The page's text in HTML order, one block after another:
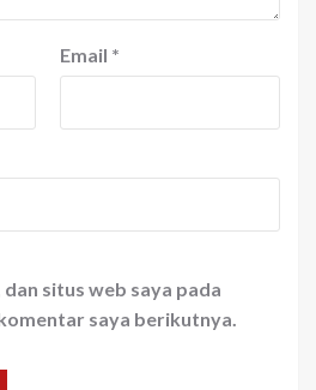
Email *
dan situs web saya pada
saya berikutnya.